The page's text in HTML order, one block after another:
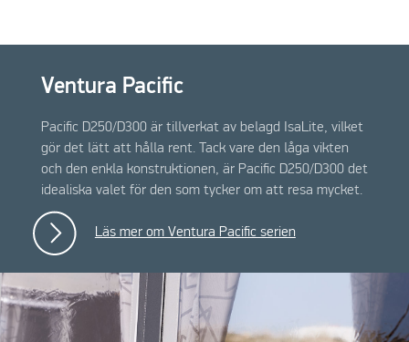
Ventura Pacific
Pacific D250/D300 är tillverkat av belagd IsaLite, vilket
gör det lätt att hålla rent. Tack vare den låga vikten
och den enkla konstruktionen, är Pacific D250/D300 det
idealiska valet för den som tycker om att resa mycket.
Läs mer om Ventura Pacific serien